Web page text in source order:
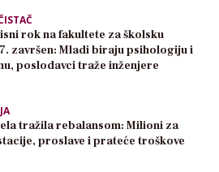
rok na fakultete za školsku
završen: Mladi biraju psihologiju i
poslodavci traže inženjere
tražila rebalansom: Milioni za
proslave i prateće troškove